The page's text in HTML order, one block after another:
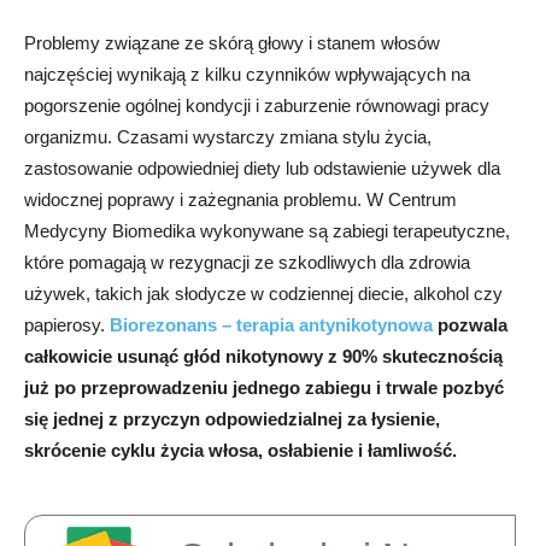
Problemy związane ze skórą głowy i stanem włosów
najczęściej wynikają z kilku czynników wpływających na
pogorszenie ogólnej kondycji i zaburzenie równowagi pracy
organizmu. Czasami wystarczy zmiana stylu życia,
zastosowanie odpowiedniej diety lub odstawienie używek dla
widocznej poprawy i zażegnania problemu. W Centrum
Medycyny Biomedika wykonywane są zabiegi terapeutyczne,
które pomagają w rezygnacji ze szkodliwych dla zdrowia
używek, takich jak słodycze w codziennej diecie, alkohol czy
papierosy. Biorezonans – terapia antynikotynowapozwala
całkowicie usunąć głód nikotynowy z 90% skutecznością
już po przeprowadzeniu jednego zabiegu i trwale pozbyć
się jednej z przyczyn odpowiedzialnej za łysienie,
skrócenie cyklu życia włosa, osłabienie i łamliwość.